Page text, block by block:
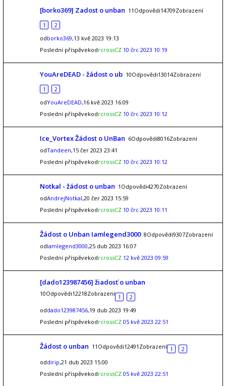
[borko369] Zadost o unban 11Odpovědi14709Zobrazení
1
2
odborko369,13 kvě 2023 19:13
Poslední příspěvekodrcrossCZ 10 črc 2023 10:19
YouAreDEAD - žádost o ub 10Odpovědi13014Zobrazení
1
2
odYouAreDEAD,16 kvě 2023 16:09
Poslední příspěvekodrcrossCZ 10 črc 2023 10:12
Ice_Vortex Žádost o UnBan 6Odpovědi8016Zobrazení
odTandeen,15 čer 2023 23:41
Poslední příspěvekodrcrossCZ 10 črc 2023 10:12
Notkal - žádost o unban 1Odpovědi4270Zobrazení
odAndrejNotkal,20 čer 2023 15:59
Poslední příspěvekodrcrossCZ 10 črc 2023 10:11
Žádost o Unban Iamlegend3000 8Odpovědi9307Zobrazení
odIamlegend3000,25 dub 2023 16:07
Poslední příspěvekodrcrossCZ 12 kvě 2023 09:59
[dado123987456] žiadosť o unban
10Odpovědi12218Zobrazení 1
2
oddado123987456,19 dub 2023 19:49
Poslední příspěvekodrcrossCZ 05 kvě 2023 22:51
Žádost o unban 11Odpovědi12491Zobrazení 1
2
oddirip,21 dub 2023 15:00
Poslední příspěvekodrcrossCZ 05 kvě 2023 22:51